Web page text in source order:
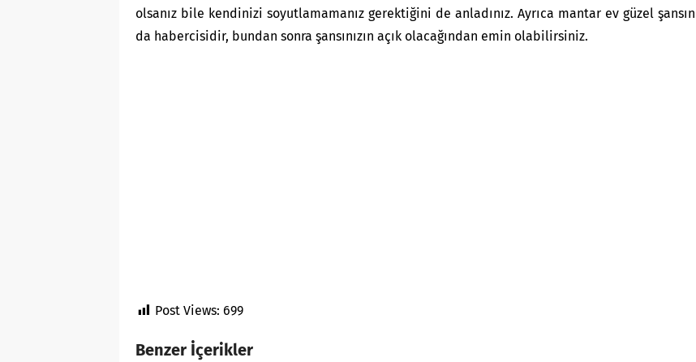
olsanız bile kendinizi soyutlamamanız gerektiğini de anladınız. Ayrıca mantar ev güzel şansın
da habercisidir, bundan sonra şansınızın açık olacağından emin olabilirsiniz.
Post Views: 699
Benzer İçerikler